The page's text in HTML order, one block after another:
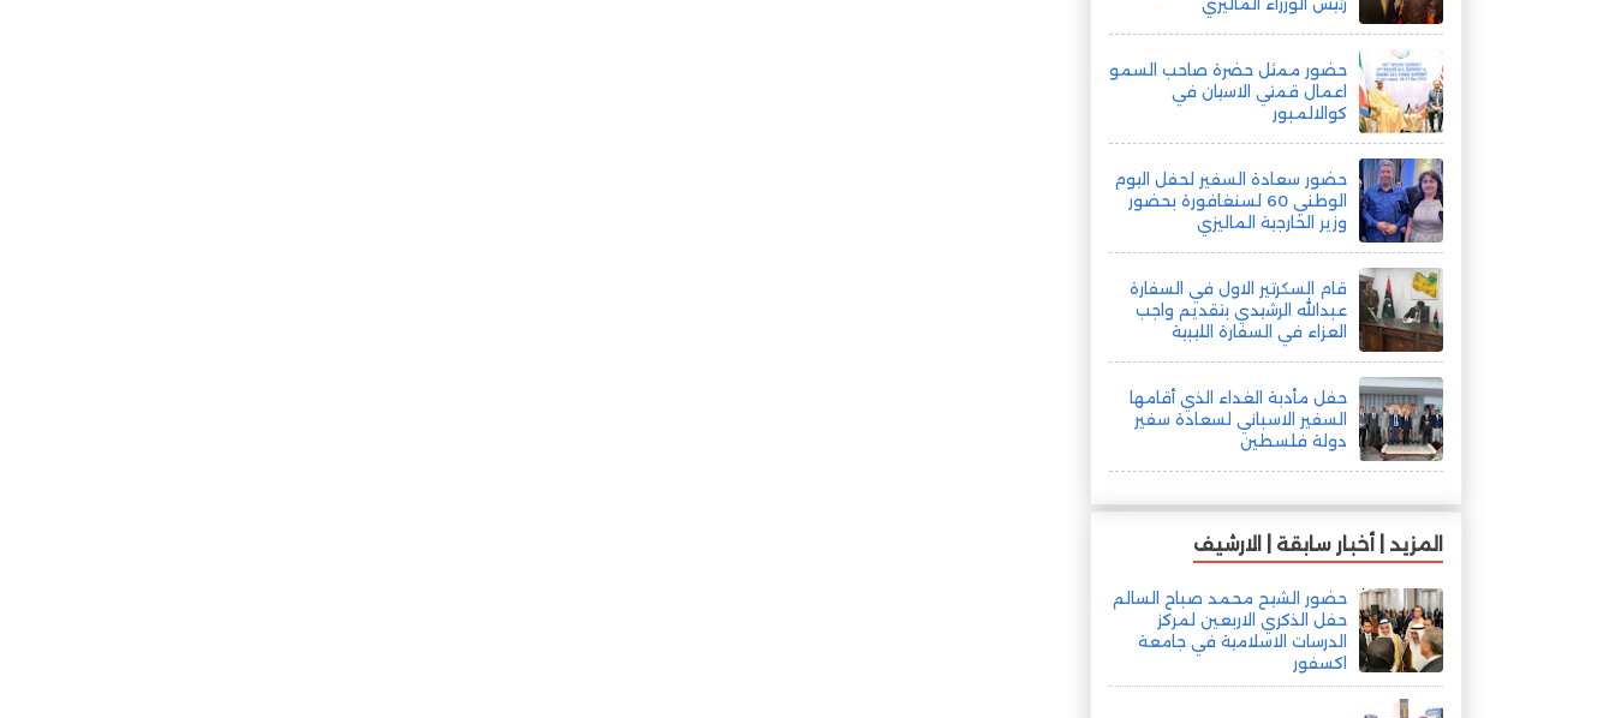
حضور ممثل حضرة صاحب السمو
اعمال قمتي الاسيان في
كوالالمبور
حضور سعادة السفير لحفل اليوم
الوطني 60 لسنغافورة بحضور
وزير الخارجية الماليزي
قام السكرتير الاول في السفارة
عبدالله الرشيدي بتقديم واجب
العزاء في السفارة الليبية
حفل مأدبة الغداء الذي أقامها
السفير الاسباني لسعادة سفير
دولة فلسطين
المزيد | أخبار سابقة | الارشيف
حضور الشيح محمد صباح السالم
حفل الذكري الاربعين لمركز
الدرسات الاسلامية في جامعة
اكسفور